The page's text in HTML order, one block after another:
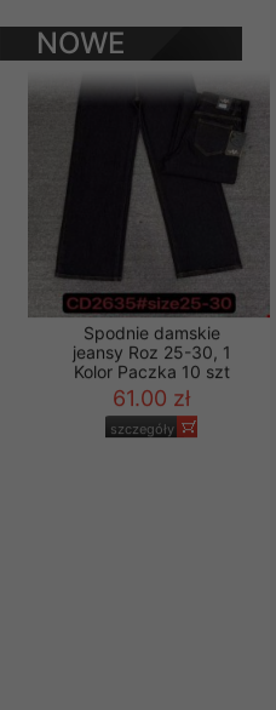
NOWE
PRODUKTY
szczegóły
Spodnie damskie
jeansy Roz 25-30, 1